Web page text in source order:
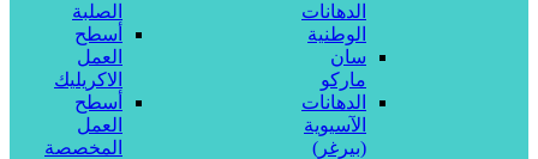
الدهانات
الوطنية
سان
ماركو
الدهانات
الآسيوية
(بيرغر)
الصلبة
أسطح
العمل
الاكريليك
أسطح
العمل
المخصصة